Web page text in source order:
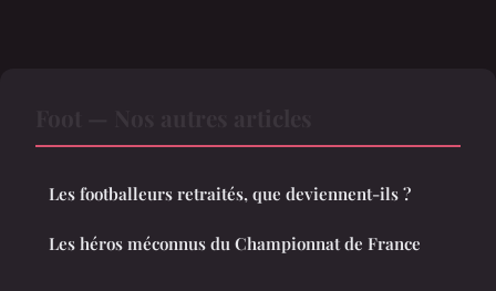
Les footballeurs retraités, que deviennent-ils ?
Les héros méconnus du Championnat de France